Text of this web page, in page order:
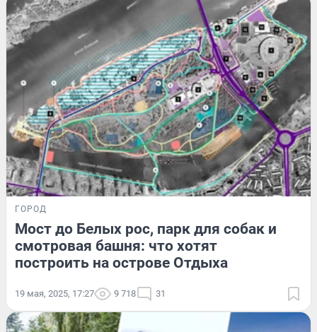
ГОРОД
Мост до Белых рос, парк для собак и
смотровая башня: что хотят
построить на острове Отдыха
19 мая, 2025, 17:27 9 718 31